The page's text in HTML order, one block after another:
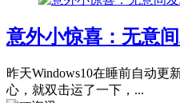
意外小惊喜：无意
昨天Windows10在睡前自动
心，就双击运了一下，...